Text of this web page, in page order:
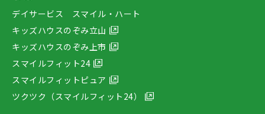
デイサービス スマイル・ハート
キッズハウスのぞみ立山
キッズハウスのぞみ上市
スマイルフィット24
スマイルフィットピュア
ツクツク（スマイルフィット24）